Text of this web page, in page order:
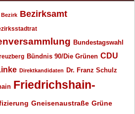
Bezirk Bezirksamt
Bundestagswahl
Bündnis 90/Die Grünen CDU
Direktkandidaten Dr. Franz Schulz
Friedrichshain-
Gneisenaustraße Grüne